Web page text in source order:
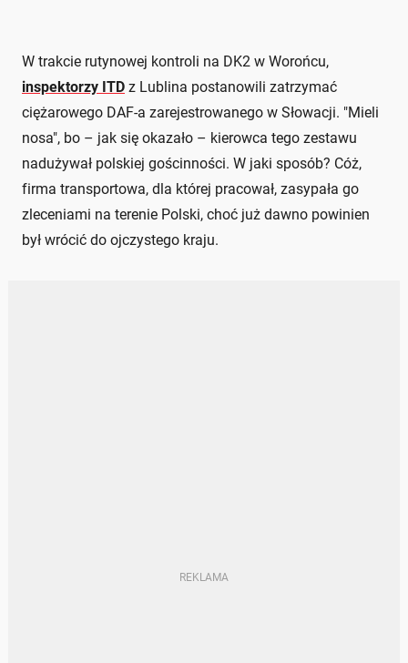
W trakcie rutynowej kontroli na DK2 w Worońcu,
inspektorzy ITD z Lublina postanowili zatrzymać
ciężarowego DAF-a zarejestrowanego w Słowacji. "Mieli
nosa", bo – jak się okazało – kierowca tego zestawu
nadużywał polskiej gościnności. W jaki sposób? Cóż,
firma transportowa, dla której pracował, zasypała go
zleceniami na terenie Polski, choć już dawno powinien
był wrócić do ojczystego kraju.